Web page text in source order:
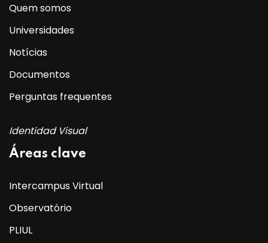
Quem somos
Universidades
Notícias
Documentos
Perguntas frequentes
Identidad Visual
Áreas clave
Intercampus Virtual
Observatório
PLIUL